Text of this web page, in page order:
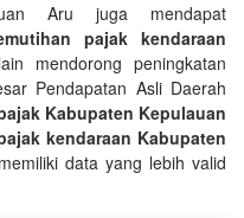
Aru juga mendapat
pajak kendaraan
mendorong peningkatan
Pendapatan Asli Daerah
Kabupaten Kepulauan
kendaraan Kabupaten
data yang lebih valid